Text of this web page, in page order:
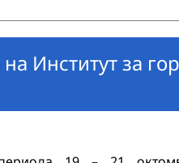
Институт за